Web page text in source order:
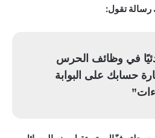
رسالة تقول:
في وظائف الحرس
حسابك على البوابة